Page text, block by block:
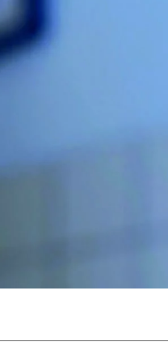
le prix qu’il estime juste.
vous-mêmes le coût de
rédaction selon vos moyens